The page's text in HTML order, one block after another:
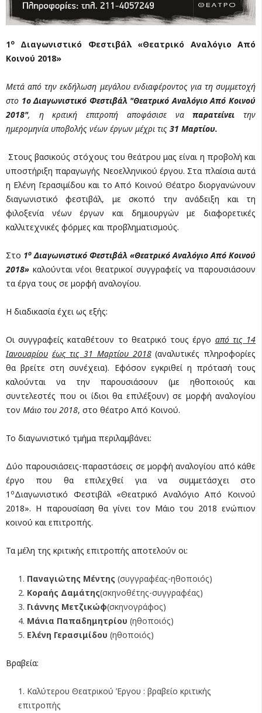
1ο
Διαγωνιστικό Φεστιβάλ «Θεατρικό Αναλόγιο Από
Κοινού 2018»
Μετά από την εκδήλωση μεγάλου ενδιαφέροντος για τη συμμετοχή
στο 1ο Διαγωνιστικό Φεστιβάλ "Θεατρικό Αναλόγιο Από Κοινού
2018", η κριτική επιτροπή αποφάσισε ναπαρατείνει την
ημερομηνία υποβολής νέων έργων μέχρι τις 31 Μαρτίου.
Στους βασικούς στόχους του θεάτρου μας είναι η προβολή και
υποστήριξη παραγωγής Νεοελληνικού έργου. Στα πλαίσια αυτά
η Ελένη Γερασιμίδου και το Από Κοινού Θέατρο διοργανώνουν
διαγωνιστικό φεστιβάλ, με σκοπό την ανάδειξη και τη
φιλοξενία νέων έργων και δημιουργών με διαφορετικές
καλλιτεχνικές φόρμες και προβληματισμούς.
Στο 1ο Διαγωνιστικό Φεστιβάλ «Θεατρικό Αναλόγιο Από Κοινού
2018» καλούνται νέοι θεατρικοί συγγραφείς να παρουσιάσουν
τα έργα τους σε μορφή αναλογίου.
Η διαδικασία έχει ως εξής:
Οι συγγραφείς καταθέτουν το θεατρικό τους έργο από τις 14
Ιανουαρίου έως τις 31 Μαρτίου 2018(αναλυτικές πληροφορίες
θα βρείτε στη συνέχεια). Εφόσον εγκριθεί η πρότασή τους
καλούνται να την παρουσιάσουν (με ηθοποιούς και
συντελεστές που οι ίδιοι θα επιλέξουν) σε μορφή αναλογίου
τον Μάιο του 2018, στο θέατρο Από Κοινού.
Το διαγωνιστικό τμήμα περιλαμβάνει:
Δύο παρουσιάσεις-παραστάσεις σε μορφή αναλογίου από κάθε
έργο που θα επιλεχθεί για να συμμετάσχει στο
1 οΔιαγωνιστικό Φεστιβάλ «Θεατρικό Αναλόγιο Από Κοινού
2018». Η παρουσίαση θα γίνει τον Μάιο του 2018 ενώπιον
κοινού και επιτροπής.
Τα μέλη της κριτικής επιτροπής αποτελούν οι:
Παναγιώτης Μέντης (συγγραφέας-ηθοποιός)
Κοραής Δαμάτης(σκηνοθέτης-συγγραφέας)
Γιάννης Μετζικώφ(σκηνογράφος)
Μάνια Παπαδημητρίου (ηθοποιός)
Ελένη Γερασιμίδου (ηθοποιός)
Βραβεία:
Καλύτερου Θεατρικού Έργου : βραβείο κριτικής
επιτροπής